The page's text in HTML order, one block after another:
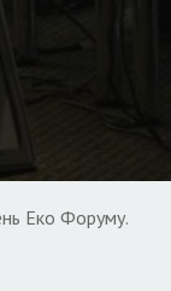
Еко Форуму.